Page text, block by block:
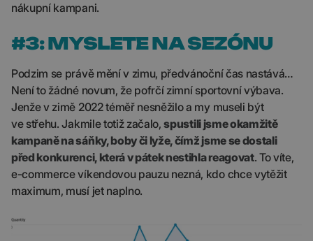
nákupní kampani.
#3: MYSLETE NA SEZÓNU
Podzim se právě mění v zimu, předvánoční čas nastává…
Není to žádné novum, že pofrčí zimní sportovní výbava.
Jenže v zimě 2022 téměř nesněžilo a my museli být
ve střehu. Jakmile totiž začalo,spustili jsme okamžitě
kampaně na sáňky, boby či lyže, čímž jsme se dostali
před konkurenci, která v pátek nestihla reagovat. To víte,
e-commerce víkendovou pauzu nezná, kdo chce vytěžit
maximum, musí jet naplno.